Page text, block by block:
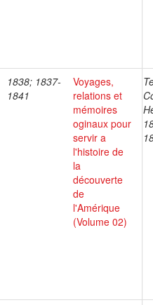
1838; 1837-
1841
Voyages,
relations et
mémoires
oginaux pour
servir a
l'histoire de
la
découverte
de
l'Amérique
(Volume 02)